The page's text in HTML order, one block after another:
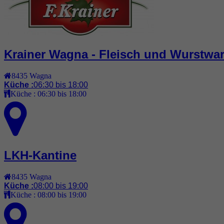
Krainer Wagna - Fleisch und
8435 Wagna
Küche :06:30 bis 18:00
Küche : 06:30 bis 18:00
LKH-Kantine
8435 Wagna
Küche :08:00 bis 19:00
Küche : 08:00 bis 19:00